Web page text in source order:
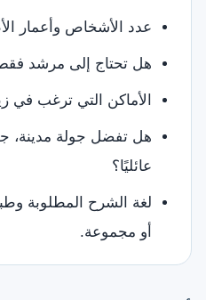
عدد الأشخاص وأعمار
هل تحتاج إلى مرشد
الأماكن التي ترغب في
هل تفضل جولة مدينة،
عائليًا؟
لغة الشرح المطلوبة
أو مجموعة.